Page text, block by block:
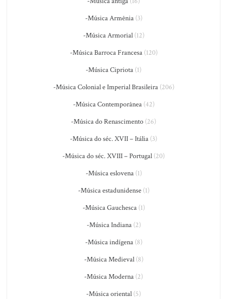
-Música Armênia(3)
-Música Armorial(12)
-Música Barroca Francesa(120)
-Música Cipriota (1)
-Música Colonial e Imperial Brasileira(206)
-Música Contemporânea(42)
-Música do Renascimento (26)
-Música do séc. XVII – Itália (3)
-Música do séc. XVIII – Portugal (20)
-Música eslovena(1)
-Música estadunidense(1)
-Música Gauchesca(1)
-Música Indiana(2)
-Música indígena(8)
-Música Medieval(8)
-Música Moderna (2)
-Música oriental (5)